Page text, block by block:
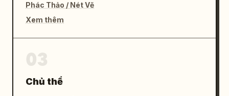
Phác Thảo / Nét Vẽ
Xem thêm
Chủ thể